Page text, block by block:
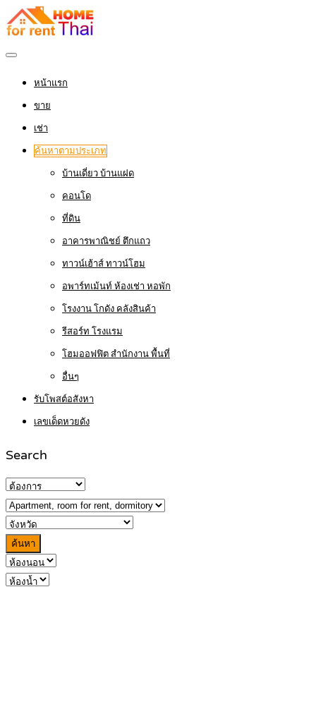
หน้าแรก
ขาย
เช่า
ค้นหาตามประเภท
บ้านเดี่ยว บ้านแฝด
คอนโด
ที่ดิน
อาคารพาณิชย์ ตึกแถว
ทาวน์เฮ้าส์ ทาวน์โฮม
อพาร์ทเม้นท์ ห้องเช่า หอพัก
โรงงาน โกดัง คลังสินค้า
รีสอร์ท โรงแรม
โฮมออฟฟิต สำนักงาน พื้นที่
อื่นๆ
รับโพสต์อสังหา
เลขเด็ดหวยดัง
Search
ค้นหา